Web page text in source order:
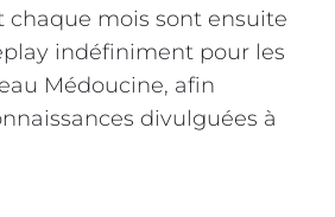
chaque mois sont ensuite
indéfiniment pour les
Médoucine, afin
divulguées à